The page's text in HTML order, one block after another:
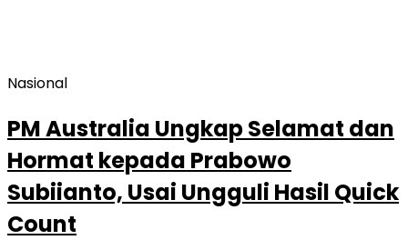
Nasional
PM Australia Ungkap Selamat dan
Hormat kepada Prabowo
Subiianto, Usai Ungguli Hasil Quick
Count